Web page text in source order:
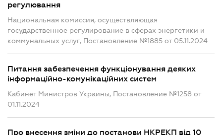
регулювання
Национальная комиссия, осуществляющая
государственное регулирование в сферах энергетики и
коммунальных услуг, Постановление №1885 от 05.11.2024
Питання забезпечення функціонування деяких
інформаційно-комунікаційних систем
Кабинет Министров Украины, Постановление №1258 от
01.11.2024
Про внесення зміни до постанови НКРЕКП від 10